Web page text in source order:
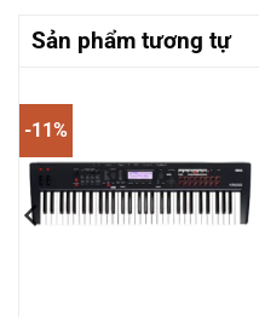
Sản phẩm tương tự
-11%